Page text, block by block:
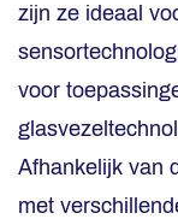
zijn ze ideaal
voor
Afhankelijk van
met